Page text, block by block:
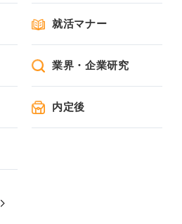
就活マナー
業界・企業研究
内定後